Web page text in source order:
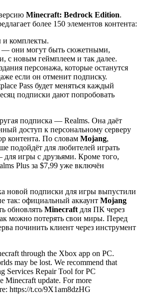
Minecraft: Bedrock Edition.
более 150 элементов контента:
комплекты.
— они могут быть сюжетными,
с новым геймплеем и так далее.
персонажа, которые останутся
если он отменит подписку.
Pass будет меняться каждый
подписки дают попробовать
подписка — Realms. Она даёт
доступ к персональному серверу
контента. По словам Mojang,
подойдёт для любителей играть
игры с друзьями. Кроме того,
Plus за $7,99 уже включён
новой подписки для игры выпустили
так: официальный аккаунт Mojang
обновлять Minecraft для ПК через
можно потерять свои миры. Перед
починить клиент через инструмент
through the Xbox app on PC.
may be lost. We recommend that
Services Repair Tool for PC
Minecraft update. For more
https://t.co/9X1am8dzHG